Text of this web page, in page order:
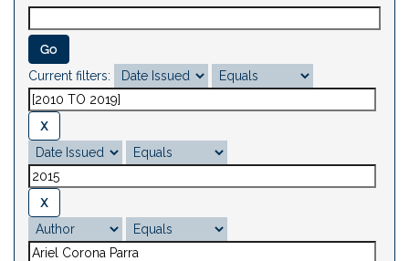
Current filters: